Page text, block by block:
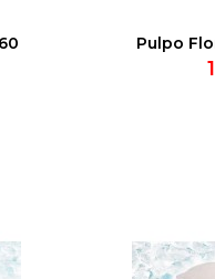
Pulpo